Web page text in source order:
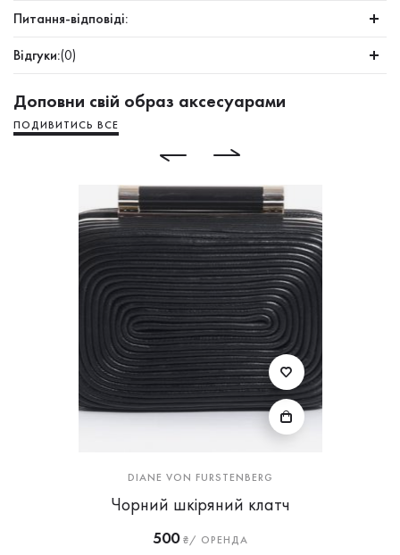
Питання-відповіді:
Відгуки:(0)
Доповни свій образ аксесуарами
ПОДИВИТИСЬ ВСЕ
DIANE VON FURSTENBERG
Чорний шкіряний клатч
500₴/ ОРЕНДА